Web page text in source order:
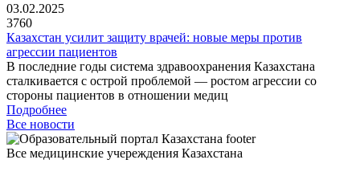
03.02.2025
3760
Казахстан усилит защиту врачей: новые меры против
агрессии пациентов
В последние годы система здравоохранения Казахстана
сталкивается с острой проблемой — ростом агрессии со
стороны пациентов в отношении медиц
Подробнее
Все новости
Все медицинские учереждения Казахстана